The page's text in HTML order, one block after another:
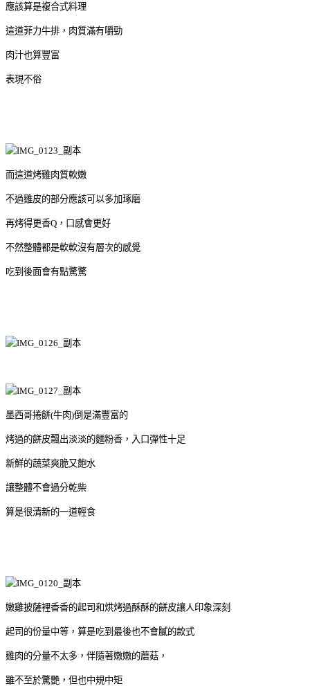
應該算是複合式料理
這道菲力牛排，肉質滿有嚼勁
肉汁也算豐富
表現不俗
而這道烤雞肉質軟嫩
不過雞皮的部分應該可以多加琢磨
再烤得更香Q，口感會更好
不然整體都是軟軟沒有層次的感覺
吃到後面會有點驚驚
墨西哥捲餅(牛肉)倒是滿豐富的
烤過的餅皮飄出淡淡的麵粉香，入口彈性十足
新鮮的蔬菜爽脆又飽水
讓整體不會過分乾柴
算是很清新的一道輕食
嫩雞披薩裡香香的起司和烘烤過酥酥的餅皮讓人印象深刻
起司的份量中等，算是吃到最後也不會膩的款式
雞肉的分量不太多，伴隨著嫩嫩的蘑菇，
雖不至於驚艷，但也中規中矩